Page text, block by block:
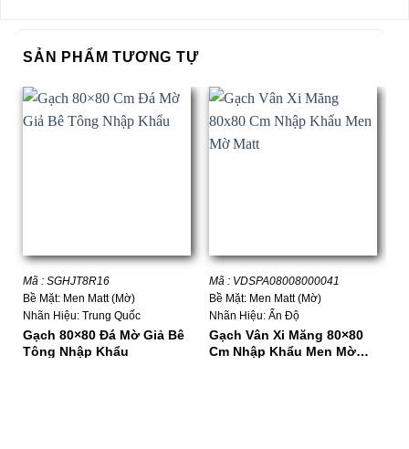
SẢN PHẨM TƯƠNG TỰ
Mã : SGHJT8R16
Bề Mặt: Men Matt (Mờ)
Nhãn Hiệu: Trung Quốc
Gạch 80×80 Đá Mờ Giả Bê
Tông Nhập Khẩu
Mã : VDSPA08008000041
Bề Mặt: Men Matt (Mờ)
Nhãn Hiệu: Ấn Độ
Gạch Vân Xi Măng 80×80
Cm Nhập Khẩu Men Mờ